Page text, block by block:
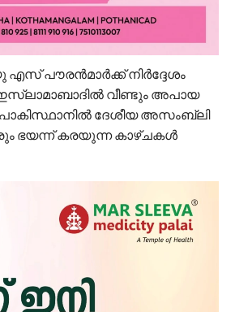
പൗരൻമാർക്ക് നിർദ്ദേശം
വീണ്ടും അപായ
ദേശീയ അസംബ്ലി
ഭയന്ന് കരയുന്ന കാഴ്ചകൾ